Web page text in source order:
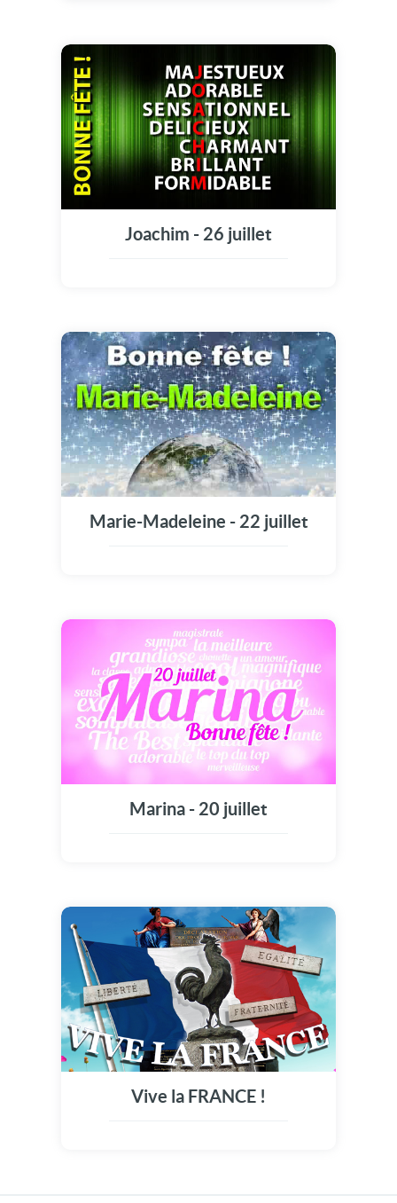
Joachim - 26 juillet
Marie-Madeleine - 22 juillet
Marina - 20 juillet
Vive la FRANCE !